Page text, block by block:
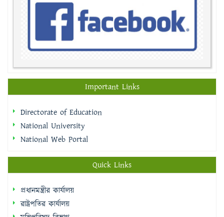
Important Links
Directorate of Education
National University
National Web Portal
Quick Links
প্রধানমন্ত্রীর কার্যালয়
রাষ্ট্রপতির কার্যালয়